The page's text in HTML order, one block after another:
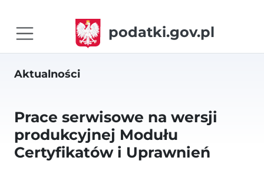
podatki.gov.pl
Aktualności
Prace serwisowe na wersji
produkcyjnej Modułu
Certyfikatów i Uprawnień